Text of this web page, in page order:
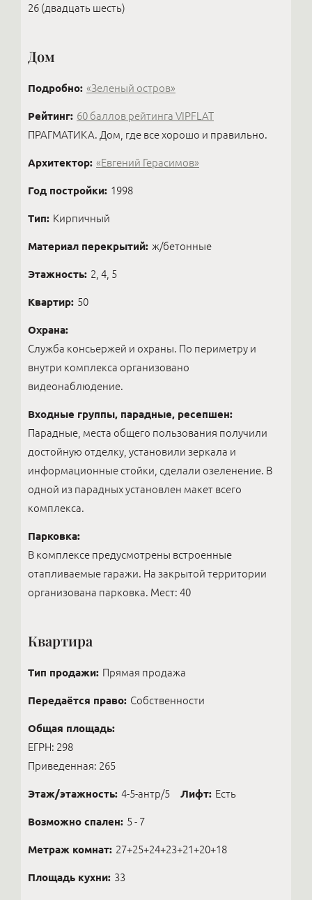
26 (двадцать шесть)
Дом
Подробно: «Зеленый остров»
Рейтинг: 60 баллов рейтинга VIPFLAT
ПРАГМАТИКА. Дом, где все хорошо и правильно.
Архитектор: «Евгений Герасимов»
Год постройки: 1998
Тип: Кирпичный
Материал перекрытий: ж/бетонные
Этажность: 2, 4, 5
Квартир: 50
Охрана:
Служба консьержей и охраны. По периметру и
внутри комплекса организовано
видеонаблюдение.
Входные группы, парадные, ресепшен:
Парадные, места общего пользования получили
достойную отделку, установили зеркала и
информационные стойки, сделали озеленение. В
одной из парадных установлен макет всего
комплекса.
Парковка:
В комплексе предусмотрены встроенные
отапливаемые гаражи. На закрытой территории
организована парковка. Мест: 40
Квартира
Тип продажи: Прямая продажа
Передаётся право: Собственности
Общая площадь:
ЕГРН: 298
Приведенная: 265
Этаж/этажность: 4-5-антр/5 Лифт: Есть
Возможно спален: 5 - 7
Метраж комнат: 27+25+24+23+21+20+18
Площадь кухни: 33